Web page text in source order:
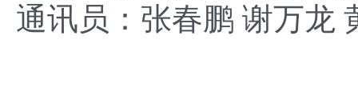
通讯员： 张春鹏 谢万龙